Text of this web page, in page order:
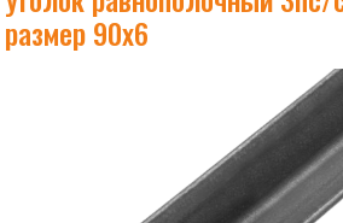
холоднокатанный Профильная
прямоугольная Труба стальная
Трубы ВодоГазопроводные (ВГП)
стальные электросварные Швеллер
стальной Уголок равнополочный
заявку Похожие товары […]
размер 90х6